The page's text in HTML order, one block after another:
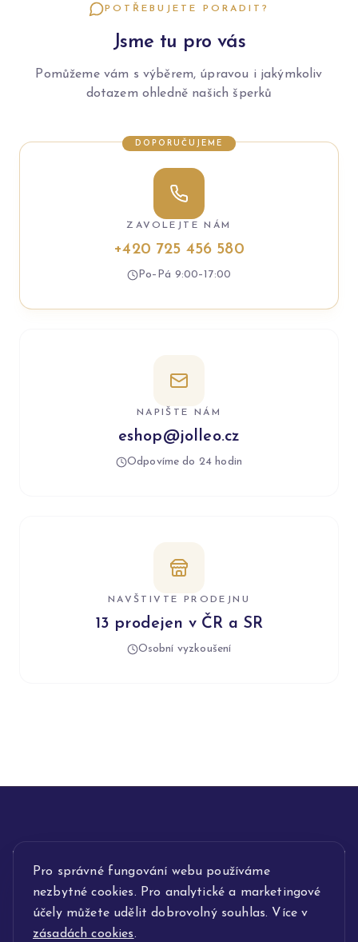
Pro správné fungování webu používáme
nezbytné cookies. Pro analytické a marketingové
účely můžete udělit dobrovolný souhlas. Více v
zásadách cookies.
POTŘEBUJETE PORADIT?
Jsme tu pro vás
Pomůžeme vám s výběrem, úpravou i jakýmkoliv
dotazem ohledně našich šperků
DOPORUČUJEME
ZAVOLEJTE NÁM
+420 725 456 580
Po–Pá 9:00–17:00
NAPIŠTE NÁM
eshop@jolleo.cz
Odpovíme do 24 hodin
NAVŠTIVTE PRODEJNU
13 prodejen v ČR a SR
Osobní vyzkoušení
INFORMACE
POPIS SLUŽEB